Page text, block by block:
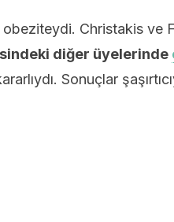
Christakis ve
diğer üyelerinde
Sonuçlar